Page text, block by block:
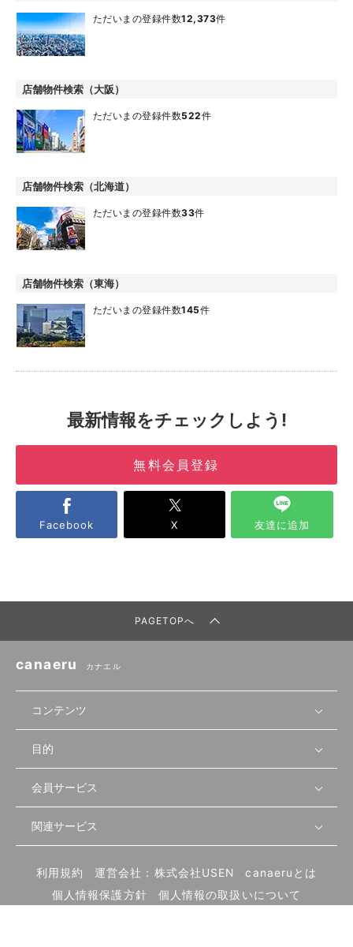
ただいまの登録件数12,373件
店舗物件検索（大阪）
ただいまの登録件数522件
店舗物件検索（北海道）
ただいまの登録件数33件
店舗物件検索（東海）
ただいまの登録件数145件
最新情報をチェックしよう!
無料会員登録
Facebook X 友達に追加
PAGETOPへ
canaeru カナエル
コンテンツ
無料開業相談
セミナー情報
セミナー動画
物件を探す
首都圏
北海道
先輩開業者の声
開業・経営に関する記事
目的
店舗運営
物件
内装・設備
食材・仕入れ
会員サービス
会員登録
ログイン
関連サービス
飲食店サクセスガイド（外部サイト）
利用規約 運営会社：株式会社USEN
canaeruとは
個人情報保護方針
個人情報の取扱いについて